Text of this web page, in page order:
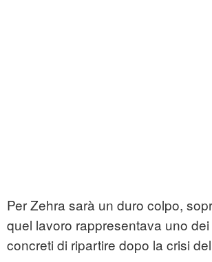
Per Zehra sarà un duro colpo,
quel lavoro rappresentava uno
concreti di ripartire dopo la crisi